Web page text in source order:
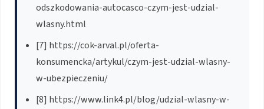
odszkodowania-autocasco-czym-jest-udzial-
wlasny.html
[7] https://cok-arval.pl/oferta-
konsumencka/artykul/czym-jest-udzial-wlasny-
w-ubezpieczeniu/
[8] https://www.link4.pl/blog/udzial-wlasny-w-